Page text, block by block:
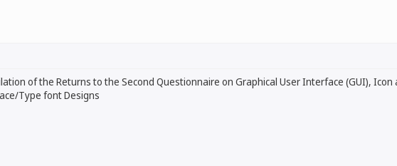
of the Returns to the Second Questionnaire on Graphical User Interface (GUI), Icon
Type font Designs